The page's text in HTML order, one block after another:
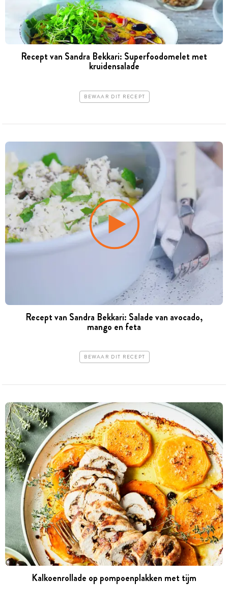
Recept van Sandra Bekkari: Superfoodomelet met
kruidensalade
BEWAAR DIT RECEPT
Recept van Sandra Bekkari: Salade van avocado,
mango en feta
BEWAAR DIT RECEPT
Kalkoenrollade op pompoenplakken met tijm